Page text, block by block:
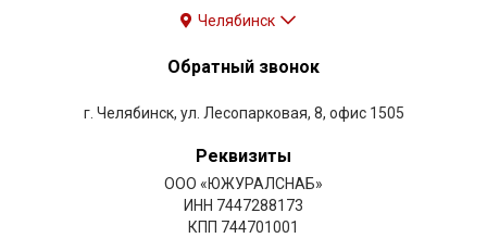
Челябинск
Обратный звонок
г. Челябинск, ул. Лесопарковая, 8, офис 1505
Реквизиты
ООО «ЮЖУРАЛСНАБ»
ИНН 7447288173
КПП 744701001